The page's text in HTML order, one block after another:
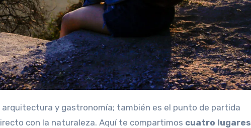
con la naturaleza. Aquí te compartimos cuatro lugares